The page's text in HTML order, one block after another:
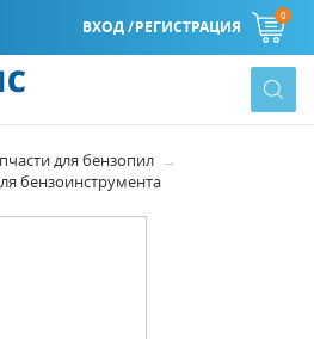
ВХОД /РЕГИСТРАЦИЯ
0
для бензопил
бензоинструмента